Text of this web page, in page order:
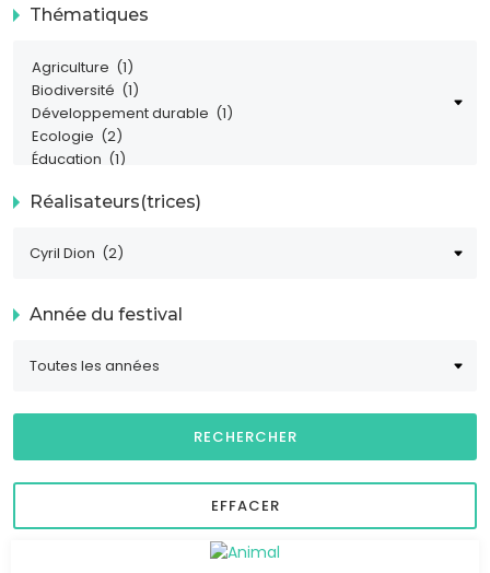
Thématiques
Réalisateurs(trices)
Année du festival